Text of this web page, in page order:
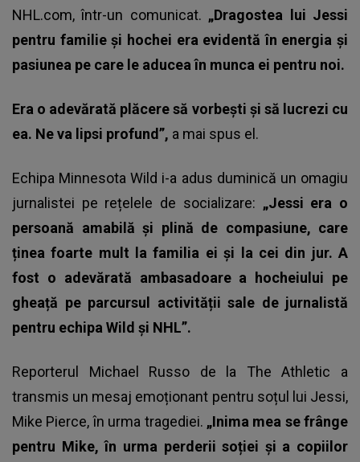
NHL.com, într-un comunicat. „Dragostea lui Jessi
pentru familie și hochei era evidentă în energia și
pasiunea pe care le aducea în munca ei pentru noi.
Era o adevărată plăcere să vorbești și să lucrezi cu
ea. Ne va lipsi profund”, a mai spus el.
Echipa Minnesota Wild i-a adus duminică un omagiu
jurnalistei pe rețelele de socializare: „Jessi era o
persoană amabilă și plină de compasiune, care
ținea foarte mult la familia ei și la cei din jur. A
fost o adevărată ambasadoare a hocheiului pe
gheață pe parcursul activității sale de jurnalistă
pentru echipa Wild și NHL”.
Reporterul Michael Russo de la The Athletic a
transmis un mesaj emoționant pentru soțul lui Jessi,
Mike Pierce, în urma tragediei. „Inima mea se frânge
pentru Mike, în urma perderii soției și a copiilor